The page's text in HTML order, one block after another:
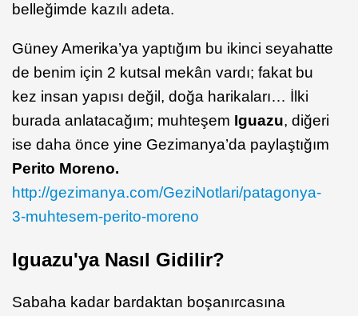
belleğimde kazılı adeta.
Güney Amerika’ya yaptığım bu ikinci seyahatte
de benim için 2 kutsal mekân vardı; fakat bu
kez insan yapısı değil, doğa harikaları… İlki
burada anlatacağım; muhteşem Iguazu, diğeri
ise daha önce yine Gezimanya’da paylaştığım
Perito Moreno.
http://gezimanya.com/GeziNotlari/patagonya-
3-muhtesem-perito-moreno
Iguazu'ya Nasıl Gidilir?
Sabaha kadar bardaktan boşanırcasına